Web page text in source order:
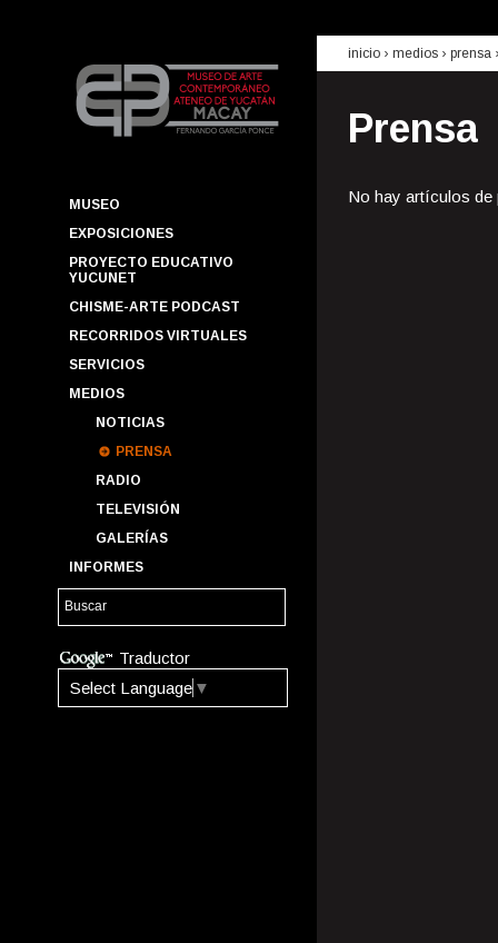
MUSEO
EXPOSICIONES
PROYECTO EDUCATIVO
YUCUNET
CHISME-ARTE PODCAST
RECORRIDOS VIRTUALES
SERVICIOS
MEDIOS
NOTICIAS
PRENSA
RADIO
TELEVISIÓN
GALERÍAS
INFORMES
Traductor
Select Language ▼
inicio › medios › prensa
Prensa
No hay artículos de